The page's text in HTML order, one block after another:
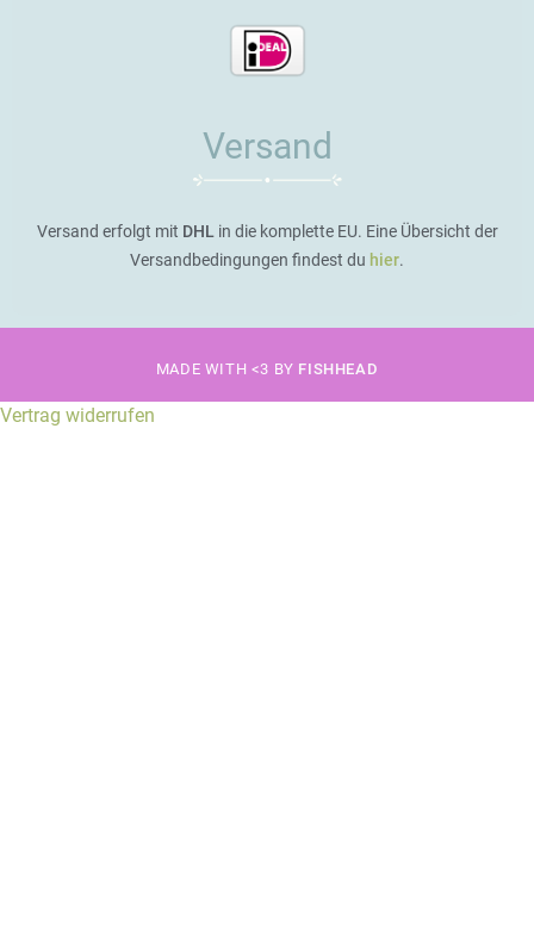
Versand
Versand erfolgt mit DHLin die komplette EU. Eine Übersicht der
Versandbedingungen findest du hier.
MADE WITH <3 BY FISHHEAD
Vertrag widerrufen